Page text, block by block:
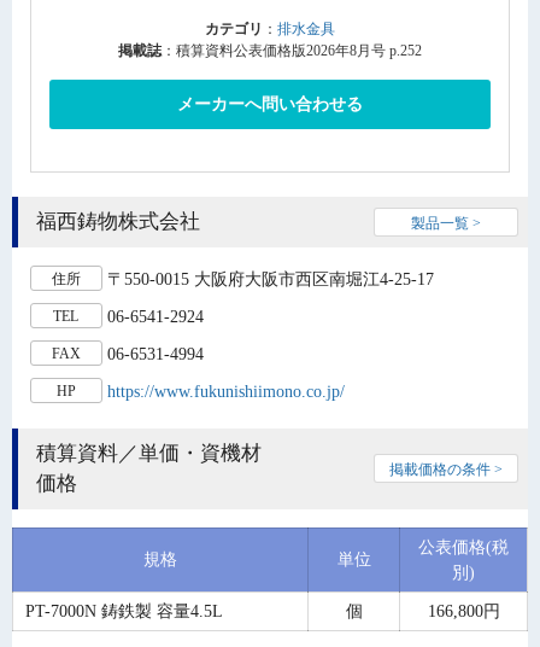
カテゴリ ： 排水金具
掲載誌：積算資料公表価格版2026年8月号 p.252
メーカーへ問い合わせる
福西鋳物株式会社 製品一覧 >
住所 〒550-0015 大阪府大阪市西区南堀江4-25-17
TEL 06-6541-2924
FAX 06-6531-4994
HP https://www.fukunishiimono.co.jp/
積算資料／単価・資機材
価格
掲載価格の条件 >
規格 単位
公表価格(税
別)
PT-7000N 鋳鉄製 容量4.5L
個 166,800円